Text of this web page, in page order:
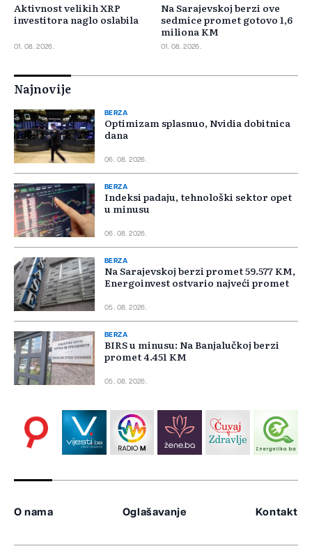
Aktivnost velikih XRP
investitora naglo oslabila
01. 08. 2026.
Na Sarajevskoj berzi ove
sedmice promet gotovo 1,6
miliona KM
01. 08. 2026.
Najnovije
BERZA
Optimizam splasnuo, Nvidia dobitnica
dana
06. 08. 2026.
BERZA
Indeksi padaju, tehnološki sektor opet
u minusu
06. 08. 2026.
BERZA
Na Sarajevskoj berzi promet 59.577 KM,
Energoinvest ostvario najveći promet
05. 08. 2026.
BERZA
BIRS u minusu: Na Banjalučkoj berzi
promet 4.451 KM
05. 08. 2026.
O nama Oglašavanje Kontakt